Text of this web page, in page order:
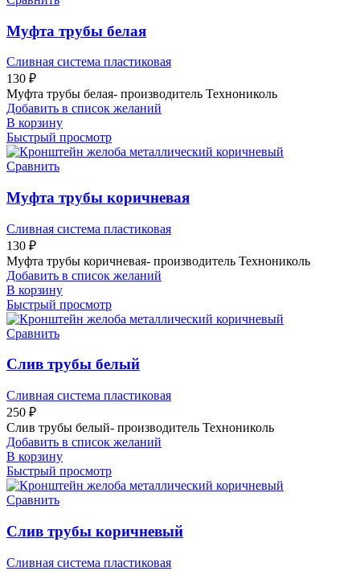
Муфта трубы белая
Сливная система пластиковая
130 ₽
Муфта трубы белая- производитель Технониколь
Добавить в список желаний
В корзину
Быстрый просмотр
Сравнить
Муфта трубы коричневая
Сливная система пластиковая
130 ₽
Муфта трубы коричневая- производитель Технониколь
Добавить в список желаний
В корзину
Быстрый просмотр
Сравнить
Слив трубы белый
Сливная система пластиковая
250 ₽
Слив трубы белый- производитель Технониколь
Добавить в список желаний
В корзину
Быстрый просмотр
Сравнить
Слив трубы коричневый
Сливная система пластиковая